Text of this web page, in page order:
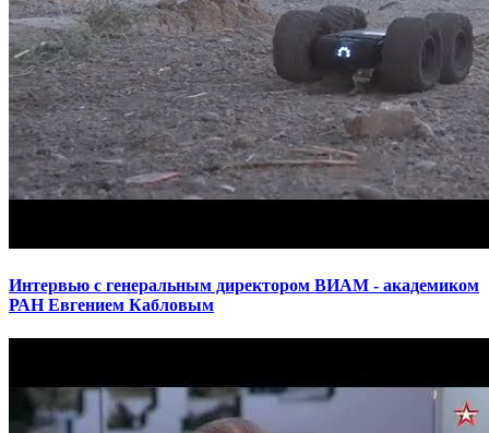
Интервью с генеральным директором ВИАМ - академиком
РАН Евгением Кабловым